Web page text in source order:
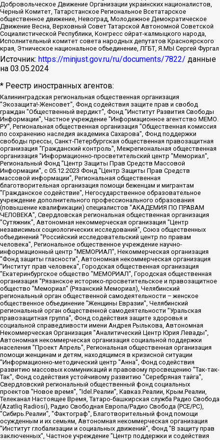
Добровольческое Движение Организации украинских националистов,
Черный Комитет, Татарстанское Региональное Всетатарское
общественное движение, Невоград, Молодежное Демократическое
Движение Весна, Верховный Совет Татарской Автономной Советской
Социалистической Республики, Конгресс ойрат-калмыцкого народа,
Исполнительный комитет совета народных депутатов Красноярского
края, Этническое национальное объединение, ЛГБТ, Я.МЫ Сергей Фургал
Источник: https://minjust.gov.ru/ru/documents/7822/ данные
на 03.05.2024
* Реестр иностранных агентов:
Калининградская региональная общественная организация "Экозащита!-Женсовет", Фонд содействия защите прав и свобод граждан "Общественный вердикт", Фонд "Институт Развития Свободы Информации", Частное учреждение "Информационное агентство МЕМО. РУ", Региональная общественная организация "Общественная комиссия по сохранению наследия академика Сахарова", Фонд поддержки свободы прессы, Санкт-Петербургская общественная правозащитная организация "Гражданский контроль", Межрегиональная общественная организация "Информационно-просветительский центр "Мемориал", Региональный Фонд "Центр Защиты Прав Средств Массовой Информации", с 05.12.2023 Фонд "Центр Защиты Прав Средств массовой информации", Региональная общественная благотворительная организация помощи беженцам и мигрантам "Гражданское содействие", Негосударственное образовательное учреждение дополнительного профессионального образования (повышение квалификации) специалистов "АКАДЕМИЯ ПО ПРАВАМ ЧЕЛОВЕКА", Свердловская региональная общественная организация "Сутяжник", Автономная некоммерческая организация "Центр независимых социологических исследований", Союз общественных объединений "Российский исследовательский центр по правам человека", Региональное общественное учреждение научно-информационный центр "МЕМОРИАЛ", Некоммерческая организация "Фонд защиты гласности", Автономная некоммерческая организация "Институт прав человека", Городская общественная организация "Екатеринбургское общество "МЕМОРИАЛ", Городская общественная организация "Рязанское историко-просветительское и правозащитное общество "Мемориал" (Рязанский Мемориал), Челябинский региональный орган общественной самодеятельности – женское общественное объединение "Женщины Евразии", Челябинский региональный орган общественной самодеятельности "Уральская правозащитная группа", Фонд содействия защите здоровья и социальной справедливости имени Андрея Рылькова, Автономная Некоммерческая Организация "Аналитический Центр Юрия Левады", Автономная некоммерческая организация социальной поддержки населения "Проект Апрель", Региональная общественная организация помощи женщинам и детям, находящимся в кризисной ситуации "Информационно-методический центр "Анна", Фонд содействия развитию массовых коммуникаций и правовому просвещению "Так-так-Так", Фонд содействия устойчивому развитию "Серебряная тайга", Свердловский региональный общественный фонд социальных проектов "Новое время", "Idel.Реалии", Кавказ.Реалии, Крым.Реалии, Телеканал Настоящее Время, Татаро-башкирская служба Радио Свобода (Azatliq Radiosi), Радио Свободная Европа/Радио Свобода (PCE/PC), "Сибирь.Реалии", "Фактограф", Благотворительный фонд помощи осужденным и их семьям, Автономная некоммерческая организация "Институт глобализации и социальных движений", Фонд "В защиту прав заключенных", Частное учреждение "Центр поддержки и содействия развитию средств массовой информации", Пензенский региональный общественный благотворительный фонд "Гражданский союз", "Север.Реалии", Некоммерческая организация Фонд "Правовая инициатива", Общество с ограниченной ответственностью "Радио Свободная Европа/Радио Свобода", Чешское информационное агентство "MEDIUM-ORIENT", Красноярская региональная общественная организация "Мы против СПИДа", Камалягин Денис Николаевич, Маркелов Сергей Евгеньевич, Пономарев Лев Александрович, Савицкая Людмила Алексеевна, Автономная некоммерческая организация "Центр по работе с проблемой насилия "НАСИЛИЮ.НЕТ", Межрегиональный профессиональный союз работников здравоохранения "Альянс врачей", Юридическое лицо, зарегистрированное в Латвийской Республике, SIA "Medusa Project" (регистрационный номер 40103797863, дата регистрации 10.06.2014), Некоммерческая организация "Фонд по борьбе с коррупцией", Автономная некоммерческая организация "Институт права и публичной политики", Баданин Роман Сергеевич, Гликин Максим Александрович, Железнова Мария Михайловна, Лукьянова Юлия Сергеевна, Маетная Елизавета Витальевна, Маняхин Петр Борисович, Чуракова Ольга Владимировна, Ярош Юлия Петровна, Юридическое лицо "The Insider SIA", зарегистрированное в Риге, Латвийская Республика (дата регистрации 26.06.2015), являющееся администратором доменного имени интернет-издания "The Insider SIA", https://theins.ru, Постернак Алексей Евгеньевич, Рубин Михаил Аркадьевич, Анин Роман Александрович, Юридическое лицо Istories fonds, зарегистрированное в Латвийской Республике (регистрационный номер 50008295751, дата регистрации 24.02.2020), Великовский Дмитрий Александрович, Долинина Ирина Николаевна, Мароховская Алеся Алексеевна, Шлейнов Роман Юрьевич, Шмагун Олеся Валентиновна, Общество с ограниченной ответственностью "Альтаир 2021", Общество с ограниченной ответственностью "Вега 2021", Общество с ограниченной ответственностью "Главный редактор 2021", Общество с ограниченной ответственностью "Ромашки монолит", Важенков Артем Валерьевич, Ивановская областная общественная организация "Центр гендерных исследований", Гурман Юрий Альбертович, Медиапроект "ОВД-Инфо", Егоров Владимир Владимирович, Жилинский Владимир Александрович, Общество с ограниченной ответственностью "ЗП", Иванова София Юрьевна, Карезина Инна Павловна, Кильтау Екатерина Викторовна, Петров Алексей Викторович, Пискунов Сергей Евгеньевич, Смирнов Сергей Сергеевич, Тихонов Михаил Сергеевич, Общество с ограниченной ответственностью "ЖУРНАЛИСТ-ИНОСТРАННЫЙ АГЕНТ", Арапова Галина Юрьевна, Вольтская Татьяна Анатольевна, Американская компания "Mason G.E.S. Anonymous Foundation" (США), являющаяся владельцем интернет-издания https://mnews.world/, Компания "Stichting Bellingcat", зарегистрированная в Нидерландах (дата регистрации 11.07.2018), Захаров Андрей Вячеславович, Клепиковская Екатерина Дмитриевна, Общество с ограниченной ответственностью "МЕМО", Перл Роман Александрович, Симонов Евгений Алексеевич, Соловьева Елена Анатольевна, Сотников Даниил Владимирович, Сурначева Елизавета Дмитриевна, Автономная некоммерческая организация по защите прав человека и информированию населения "Якутия – Наше Мнение", Общество с ограниченной ответственностью "Москоу диджитал медиа", с 26.01.2023 Общество с ограниченной ответственностью "Чайка Белые сады", Ветошкина Валерия Валерьевна, Заговора Максим Александрович, Межрегиональное общественное движение "Российская ЛГБТ - сеть", Оленичев Максим Владимирович, Павлов Иван Юрьевич, Скворцова Елена Сергеевна, Общество с ограниченной ответственностью "Как бы инагент", Кочетков Игорь Викторович, Общество с ограниченной ответственностью "Честные выборы", Еланчик Олег Александрович, Общество с ограниченной ответственностью "Нобелевский призыв", Гималова Регина Эмилевна, Григорьев Андрей Валерьевич, Григорьева Алина Александровна, Ассоциация по содействию защите прав призывников, альтернативнослужащих и военнослужащих "Правозащитная группа "Гражданин.Армия.Право", Хисамова Регина Фаритовна, Автономная некоммерческая организация по реализации социально-правовых программ "Лилит", Дальневосточное общественное движение "Маяк", Санкт-Петербургская ЛГБТ-инициативная группа "Выход", Инициативная группа ЛГБТ+ "Реверс", Алексеев Андрей Викторович, Бекбулатова Таисия Львовна, Беляев Иван Михайлович, Владыкина Елена Сергеевна, Гельман Марат Александрович, Никульшина Вероника Юрьевна, Толоконникова Надежда Андреевна, Шендерович Виктор Анатольевич, Общество с ограниченной ответственностью "Данное сообщение", Общество с ограниченной ответственностью Издательский дом "Новая глава", Айнбиндер Александра Александровна, Московский комьюнити-центр для ЛГБТ+инициатив, Благотворительный фонд развития филантропии, Deutsche Welle (Германия, Kurt-Schumacher-Strasse 3, 53113 Bonn), Борзунова Мария Михайловна, Воробьев Виктор Викторович, Голубева Анна Львовна, Константинова Алла Михайловна, Малкова Ирина Владимировна, Мурадов Мурад Абдулгалимович, Осетинская Елизавета Николаевна, Понасенков Евгений Николаевич, Ганапольский Матвей Юрьевич, Киселев Евгений Алексеевич, Борухович Ирина Григорьевна, Дремин Иван Тимофеевич, Дубровский Дмитрий Викторович, Красноярская региональная общественная организация поддержки и развития альтернативных образовательных технологий и межкультурных коммуникаций "ИНТЕРРА", Маяковская Екатерина Алексеевна, Фейгин Марк Захарович, Филимонов Андрей Викторович, Дзугкоева Регина Николаевна, Доброхотов Роман Александрович, Дудь Юрий Александрович, Елкин Сергей Владимирович, Кругликов Кирилл Игоревич, Сабунаева Мария Леонидовна, Семенов Алексей Владимирович, Шаинян Карен Багратович, Шульман Екатерина Михайловна, Асафьев Артур Валерьевич, Вахштайн Виктор Семенович, Венедиктов Алексей Алексеевич, Лушникова Екатерина Евгеньевна, Волков Леонид Михайлович, Невзоров Александр Глебович, Пархоменко Сергей Борисович, Сироткин Ярослав Николаевич, Кара-Мурза Владимир Владимирович, Баранова Наталья Владимировна, Гозман Леонид Яковлевич, Кагарлицкий Борис Юльевич, Климарев Михаил Валерьевич, Милов Владимир Станиславович, Автономная некоммерческая организация Краснодарский центр современного искусства "Типография", Моргенштерн Алишер Тагирович, Соболь Любовь Эдуардовна, Общество с ограниченной ответственностью "ЛИЗА НОРМ", Каспаров Гарри Кимович, Ходорковский Михаил Борисович, Общество с ограниченной ответственностью "Апрельские тезисы", Данилович Ирина Брониславовна, Кашин Олег Владимирович, Петров Николай Владимирович, Пивоваров Алексей Владимирович, Соколов Михаил Владимирович, Цветкова Юлия Владимировна, Чичваркин Евгений Александрович, Комитет против пыток/Команда против пыток, Общество с ограниченной ответственностью "Первый научный", Общество с ограниченной ответственностью "Вертолет и ко", Белоцерковская Вероника Борисовна, Кац Максим Евгеньевич, Лазарева Татьяна Юрьевна, Шаведдинов Руслан Табризович, Яшин Илья Валерьевич, Общество с ограниченной ответственностью "Иноагент ААВ", Алешковский Дмитрий Петрович, Альбац Евгения Марковна, Быков Дмитрий Львович, Галямина Юлия Евгеньевна, Лойко Сергей Леонидович, Мартынов Кирилл Константинович, Медведев Сергей Александрович, Крашенинников Федор Геннадиевич, Гордеева Катерина Вл